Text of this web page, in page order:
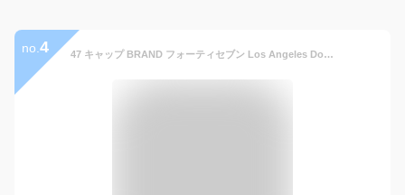
no. 4 47 キャップ BRAND フォーティセブン Los Angeles Dodgers CLEANUP CAP royal LA ロサンジェルス ドジャース 帽子 メンズ レディース ユニセックス MLB メジャーリーグ 人気 フォーティーセブン 【送料無料】